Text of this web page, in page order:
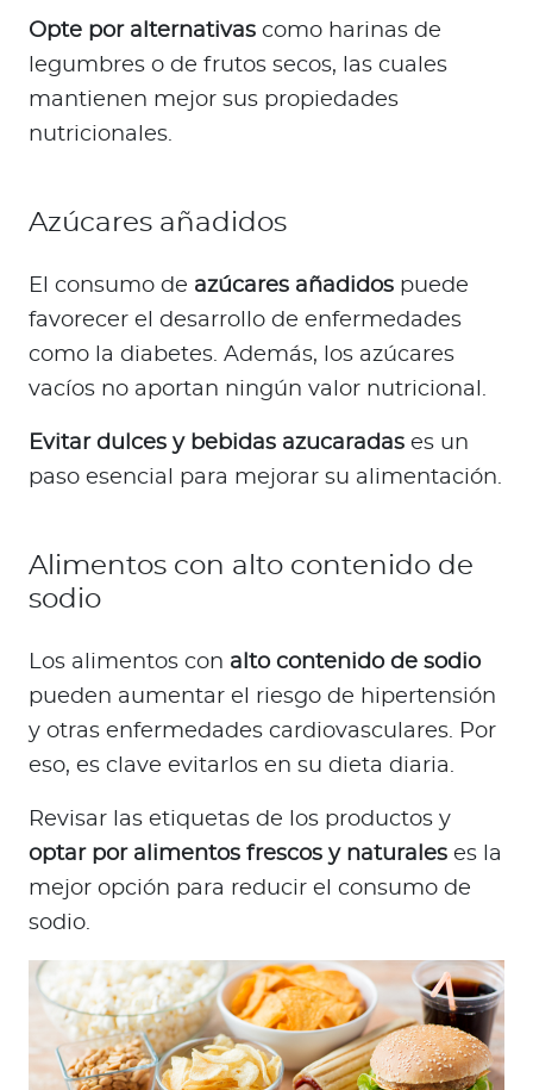
Opte por alternativas como harinas de
legumbres o de frutos secos, las cuales
mantienen mejor sus propiedades
nutricionales.
Azúcares añadidos
El consumo de azúcares añadidos puede
favorecer el desarrollo de enfermedades
como la diabetes. Además, los azúcares
vacíos no aportan ningún valor nutricional.
Evitar dulces y bebidas azucaradas es un
paso esencial para mejorar su alimentación.
Alimentos con alto contenido de
sodio
Los alimentos con alto contenido de sodio
pueden aumentar el riesgo de hipertensión
y otras enfermedades cardiovasculares. Por
eso, es clave evitarlos en su dieta diaria.
Revisar las etiquetas de los productos y
optar por alimentos frescos y naturales es la
mejor opción para reducir el consumo de
sodio.